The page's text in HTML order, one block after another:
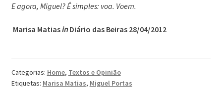
E agora, Miguel? É simples: voa. Voem.
Marisa MatiasinDiário das Beiras 28/04/2012
Categorias: Home, Textos e Opinião
Etiquetas: Marisa Matias, Miguel Portas